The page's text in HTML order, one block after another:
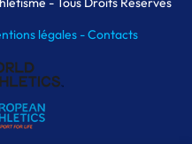
légales -Contacts